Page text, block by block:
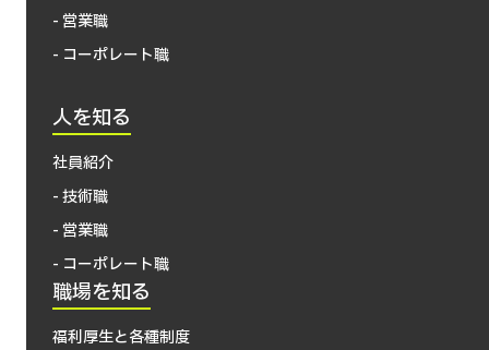
- 営業職
- コーポレート職
人を知る
社員紹介
- 技術職
- 営業職
- コーポレート職
職場を知る
福利厚生と各種制度